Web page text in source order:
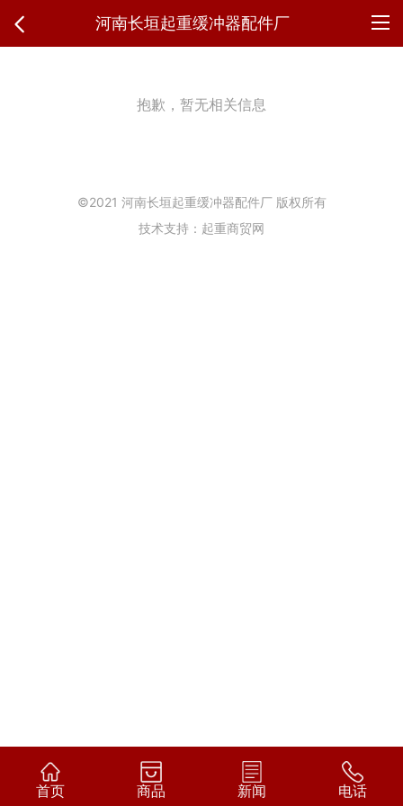
河南长垣起重缓冲器配件厂
抱歉，暂无相关信息
©2021 河南长垣起重缓冲器配件厂 版权所有
技术支持：起重商贸网
首页 商品 新闻 电话